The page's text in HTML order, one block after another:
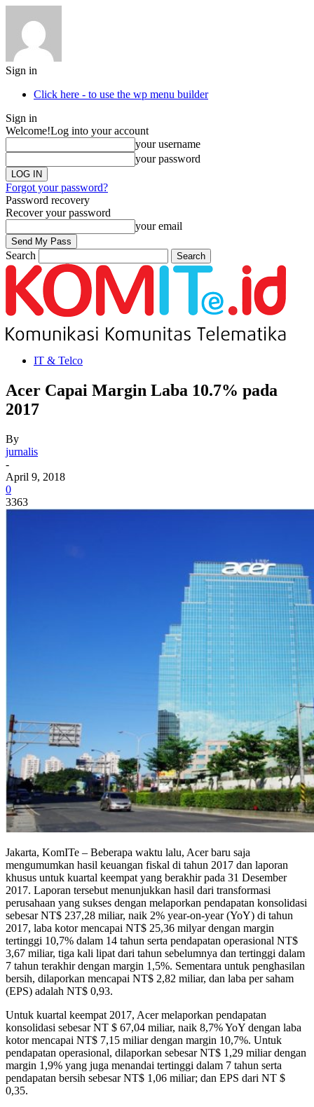
Sign in
Click here - to use the wp menu builder
Sign in
Welcome!Log into your account
your username
your password
Forgot your password?
Password recovery
Recover your password
your email
Search
IT & Telco
Acer Capai Margin Laba 10.7% pada
2017
By
jurnalis
-
April 9, 2018
0
3363
Jakarta, KomITe – Beberapa waktu lalu, Acer baru saja
mengumumkan hasil keuangan fiskal di tahun 2017 dan laporan
khusus untuk kuartal keempat yang berakhir pada 31 Desember
2017. Laporan tersebut menunjukkan hasil dari transformasi
perusahaan yang sukses dengan melaporkan pendapatan konsolidasi
sebesar NT$ 237,28 miliar, naik 2% year-on-year (YoY) di tahun
2017, laba kotor mencapai NT$ 25,36 milyar dengan margin
tertinggi 10,7% dalam 14 tahun serta pendapatan operasional NT$
3,67 miliar, tiga kali lipat dari tahun sebelumnya dan tertinggi dalam
7 tahun terakhir dengan margin 1,5%. Sementara untuk penghasilan
bersih, dilaporkan mencapai NT$ 2,82 miliar, dan laba per saham
(EPS) adalah NT$ 0,93.
Untuk kuartal keempat 2017, Acer melaporkan pendapatan
konsolidasi sebesar NT $ 67,04 miliar, naik 8,7% YoY dengan laba
kotor mencapai NT$ 7,15 miliar dengan margin 10,7%. Untuk
pendapatan operasional, dilaporkan sebesar NT$ 1,29 miliar dengan
margin 1,9% yang juga menandai tertinggi dalam 7 tahun serta
pendapatan bersih sebesar NT$ 1,06 miliar; dan EPS dari NT $
0,35.